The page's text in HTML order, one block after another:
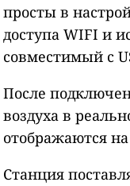
просты в
доступа WIFI и
совместимый с
После
воздуха в
отображаются
Станция